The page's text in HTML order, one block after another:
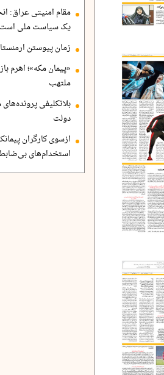
مقام امنیتی عراق:
یک سیاست ملی است
زمان پیوستن
«پیمان مکه»؛ اهرم
ملتهب
بلاتکلیفی
دولت
ازسوی کارگران
استخدام‌های